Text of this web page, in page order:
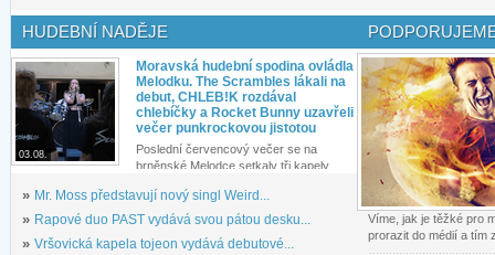
HUDEBNÍ NADĚJE
03.08.
Moravská hudební spodina ovládla
Melodku. The Scrambles lákali na
debut, CHLEB!K rozdával
chlebíčky a Rocket Bunny uzavřeli
večer punkrockovou jistotou
Poslední červencový večer se na
brněnské Melodce setkaly tři kapely...
» Mr. Moss představují nový singl Weird...
» Rapové duo PAST vydává svou pátou desku...
» Vršovická kapela tojeon vydává debutové...
Víme, jak je těžké pro
prorazit do médií a tím